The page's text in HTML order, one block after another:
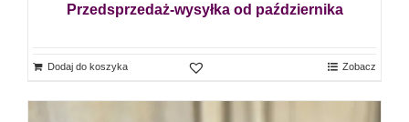
Przedsprzedaż-wysyłka od października
Dodaj do koszyka Zobacz